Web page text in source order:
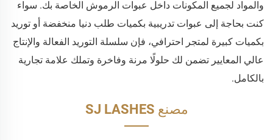
والمواد لجميع المكونات داخل عبوات الرموش الخاصة بك. سواء
كنت بحاجة إلى عبوات تدريبية بكميات طلب دنيا منخفضة أو توريد
بكميات كبيرة لمتجر احترافي، فإن سلسلة التوريد الفعالة والإنتاج
عالي المعايير تضمن لك حلولًا مرنة وفاخرة وتملك علامة تجارية
بالكامل.
مصنع SJ LASHES